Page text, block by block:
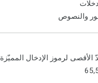
والنصوص
الأقصى لرموز الإدخال المميّزة